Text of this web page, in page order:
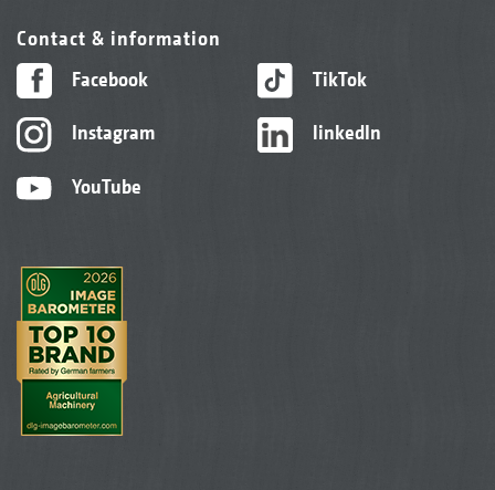
Contact & information
Facebook
Instagram
YouTube
TikTok
linkedIn